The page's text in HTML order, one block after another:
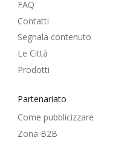
FAQ
Contatti
Segnala contenuto
Le Città
Prodotti
Partenariato
Come pubblicizzare
Zona B2B